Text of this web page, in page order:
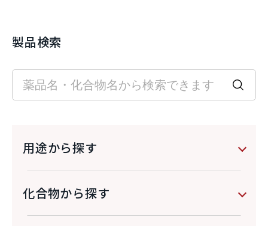
製品検索
用途から探す
化合物から探す